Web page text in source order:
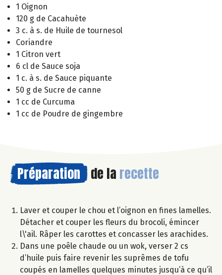
1 Oignon
120 g de Cacahuète
3 c. à s. de Huile de tournesol
Coriandre
1 Citron vert
6 cl de Sauce soja
1 c. à s. de Sauce piquante
50 g de Sucre de canne
1 cc de Curcuma
1 cc de Poudre de gingembre
Préparation de la recette
Laver et couper le chou et l’oignon en fines lamelles.
Détacher et couper les fleurs du brocoli, émincer
l\'ail. Râper les carottes et concasser les arachides.
Dans une poêle chaude ou un wok, verser 2 cs
d’huile puis faire revenir les suprêmes de tofu
coupés en lamelles quelques minutes jusqu’à ce qu’il